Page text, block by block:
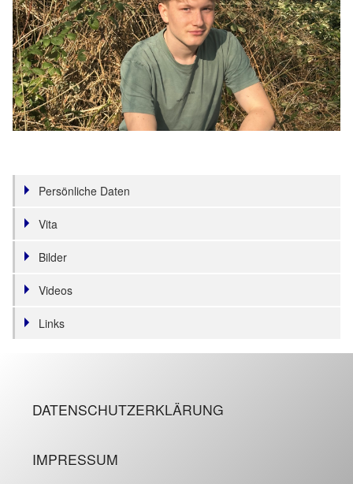
Persönliche Daten
Vita
Bilder
Videos
Links
DATENSCHUTZERKLÄRUNG
IMPRESSUM